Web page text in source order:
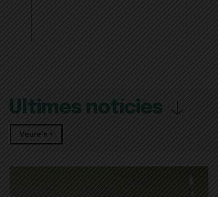
Últimes notícies
Veure'n +